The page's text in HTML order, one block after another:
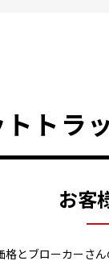
トラ
お客
格とブローカーさ